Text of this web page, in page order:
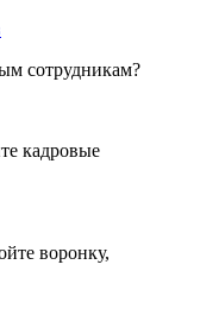
сотрудникам?
кадровые
воронку,